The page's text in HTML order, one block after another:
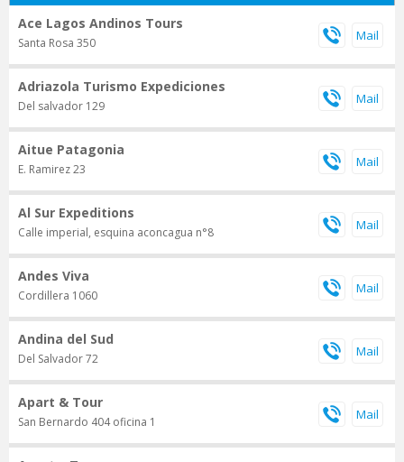
Ace Lagos Andinos Tours
Santa Rosa 350
Adriazola Turismo Expediciones
Del salvador 129
Aitue Patagonia
E. Ramirez 23
Al Sur Expeditions
Calle imperial, esquina aconcagua n°8
Andes Viva
Cordillera 1060
Andina del Sud
Del Salvador 72
Apart & Tour
San Bernardo 404 oficina 1